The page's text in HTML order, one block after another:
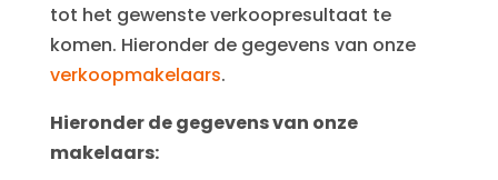
tot het gewenste verkoopresultaat te
komen. Hieronder de gegevens van onze
verkoopmakelaars.
Hieronder de gegevens van onze
makelaars: